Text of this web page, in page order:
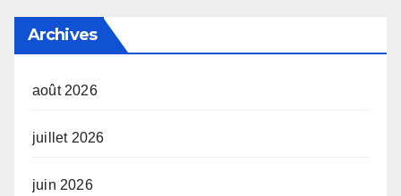
Archives
août 2026
juillet 2026
juin 2026